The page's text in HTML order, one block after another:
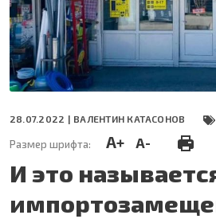
28.07.2022 | ВАЛЕНТИН КАТАСОНОВ
Размер шрифта: A+ A-
И это